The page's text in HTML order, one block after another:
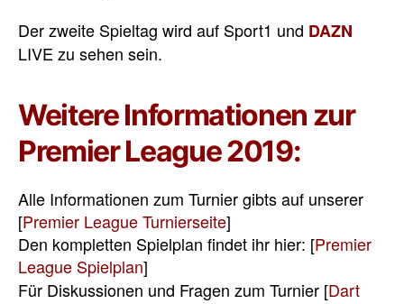
Der zweite Spieltag wird auf Sport1 und DAZN
LIVE zu sehen sein.
Weitere Informationen zur
Premier League 2019:
Alle Informationen zum Turnier gibts auf unserer
[Premier League Turnierseite]
Den kompletten Spielplan findet ihr hier: [Premier
League Spielplan]
Für Diskussionen und Fragen zum Turnier [Dart